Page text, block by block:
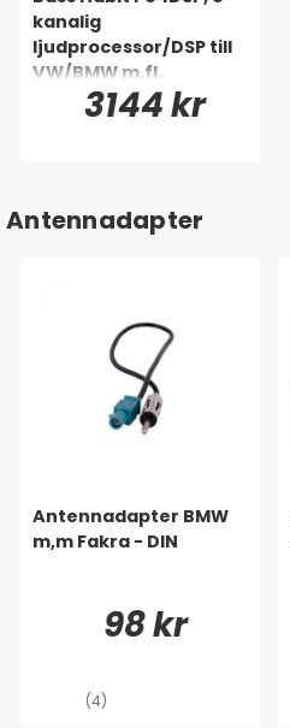
kanalig
ljudprocessor/DSP till
VW/BMW m.fl.
(Quadlock)
3144 kr
Antennadapter
Antennadapter BMW
m,m Fakra - DIN
98 kr
(4)